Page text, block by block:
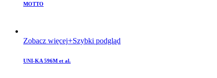
MOTTO
Zobacz więcej Szybki podgląd
UNI-KA 596M et al.